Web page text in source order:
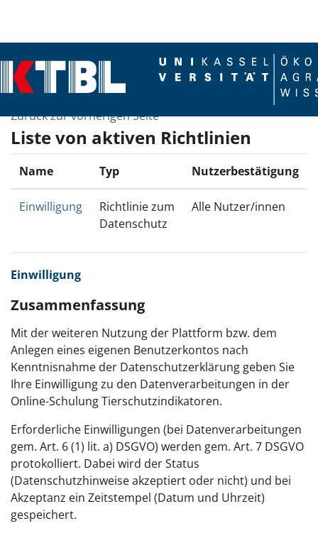
Zurück zur vorherigen Seite
Liste von aktiven Richtlinien
Name Typ Nutzerbestätigung
Einwilligung
Richtlinie zum
Datenschutz
Alle Nutzer/innen
Einwilligung
Zusammenfassung
Mit der weiteren Nutzung der Plattform bzw. dem
Anlegen eines eigenen Benutzerkontos nach
Kenntnisnahme der Datenschutzerklärung geben Sie
Ihre Einwilligung zu den Datenverarbeitungen in der
Online-Schulung Tierschutzindikatoren.
Erforderliche Einwilligungen (bei Datenverarbeitungen
gem. Art. 6 (1) lit. a) DSGVO) werden gem. Art. 7 DSGVO
protokolliert. Dabei wird der Status
(Datenschutzhinweise akzeptiert oder nicht) und bei
Akzeptanz ein Zeitstempel (Datum und Uhrzeit)
gespeichert.